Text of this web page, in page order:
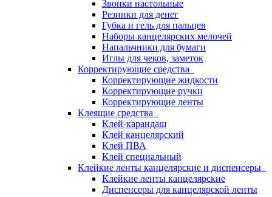
Звонки настольные
Резинки для денег
Губка и гель для пальцев
Наборы канцелярских мелочей
Напальчники для бумаги
Иглы для чеков, заметок
Корректирующие средства
Корректирующие жидкости
Корректирующие ручки
Корректирующие ленты
Клеящие средства
Клей-карандаш
Клей канцелярский
Клей ПВА
Клей специальный
Клейкие ленты канцелярские и диспенсеры
Клейкие ленты канцелярские
Диспенсеры для канцелярской ленты